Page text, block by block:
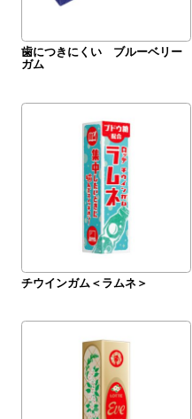
歯につきにくい ブルーベリー
ガム
チウインガム＜ラムネ＞